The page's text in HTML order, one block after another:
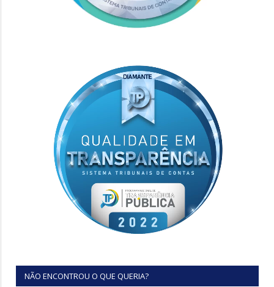
NÃO ENCONTROU O QUE QUERIA?